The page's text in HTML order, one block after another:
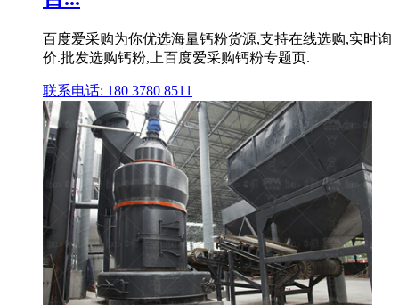
百度爱采购为你优选海量钙粉货源,支持在线选购,实时询
价.批发选购钙粉,上百度爱采购钙粉专题页.
联系电话: 180 3780 8511